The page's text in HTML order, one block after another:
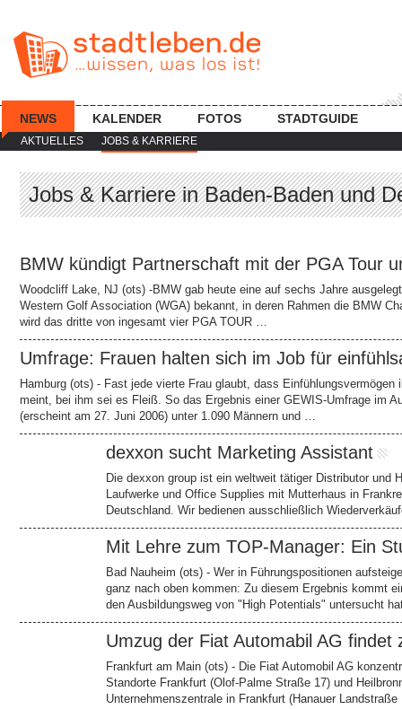
AKTUELLES JOBS & KARRIERE
NEWS KALENDER FOTOS STADTGUIDE
Jobs & Karriere in Baden-Baden und
BMW kündigt Partnerschaft mit der PGA Tour
Woodcliff Lake, NJ (ots) -BMW gab heute eine auf sechs Jahre
Western Golf Association (WGA) bekannt, in deren Rahmen die BMW
wird das dritte von ingesamt vier PGA TOUR …
Umfrage: Frauen halten sich im Job für
Hamburg (ots) - Fast jede vierte Frau glaubt, dass
meint, bei ihm sei es Fleiß. So das Ergebnis einer GEWIS-Umfrage im
(erscheint am 27. Juni 2006) unter 1.090 Männern und …
dexxon sucht Marketing Assistant
Die dexxon group ist ein weltweit tätiger Distributor und
Laufwerke und Office Supplies mit Mutterhaus in
Deutschland. Wir bedienen ausschließlich
Mit Lehre zum TOP-Manager: Ein
Bad Nauheim (ots) - Wer in Führungspositionen
ganz nach oben kommen: Zu diesem Ergebnis kommt
den Ausbildungsweg von "High Potentials" untersucht
Umzug der Fiat Automabil AG
Frankfurt am Main (ots) - Die Fiat Automobil AG
Standorte Frankfurt (Olof-Palme Straße 17) und
Unternehmenszentrale in Frankfurt (Hanauer